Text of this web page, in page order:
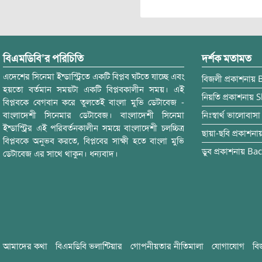
বিএমডিবি’র পরিচিতি
এদেশের সিনেমা ইন্ডাস্ট্রিতে একটি বিপ্লব ঘটতে যাচ্ছে এবং
হয়তো বর্তমান সময়টা একটি বিপ্লবকালীন সময়। এই
বিপ্লবকে বেগবান করে তুলতেই বাংলা মুভি ডেটাবেজ -
বাংলাদেশী সিনেমার ডেটাবেজ। বাংলাদেশী সিনেমা
ইন্ডাস্ট্রির এই পরিবর্তনকালীন সময়ে বাংলাদেশী চলচ্চিত্র
বিপ্লবকে অনুভব করতে, বিপ্লবের সাক্ষী হতে বাংলা মুভি
ডেটাবেজ এর সাথে থাকুন। ধন্যবাদ।
দর্শক মতামত
বিজলী প্রকাশনায়
নিয়তি প্রকাশনায়
নিঃস্বার্থ ভালোবাসা
ছায়া-ছবি
ডুব প্রকাশনায়
আমাদের কথা বিএমডিবি ভলান্টিয়ার গোপনীয়তার নীতিমালা যোগাযোগ